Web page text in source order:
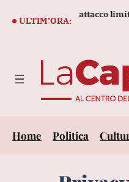
ULTIM’ORA:
Nato con attacco limitato'
Home Politica